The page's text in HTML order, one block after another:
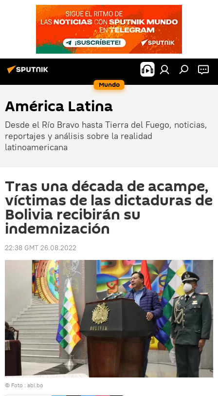
Mundo
América Latina
Desde el Río Bravo hasta Tierra del Fuego, noticias,
reportajes y análisis sobre la realidad
latinoamericana
Tras una década de acampe,
víctimas de las dictaduras de
Bolivia recibirán su
indemnización
22:38 GMT 26.08.2022
© Foto : abi.bo